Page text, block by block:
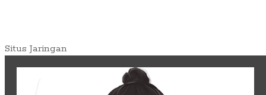
Situs Jaringan